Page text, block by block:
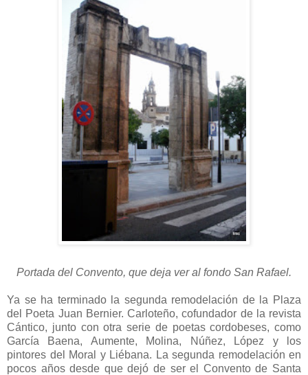
Portada del Convento, que deja ver al fondo San Rafael.
Ya se ha terminado la segunda remodelación de la Plaza
del Poeta Juan Bernier. Carloteño, cofundador de la revista
Cántico, junto con otra serie de poetas cordobeses, como
García Baena, Aumente, Molina, Núñez, López y los
pintores del Moral y Liébana. La segunda remodelación en
pocos años desde que dejó de ser el Convento de Santa